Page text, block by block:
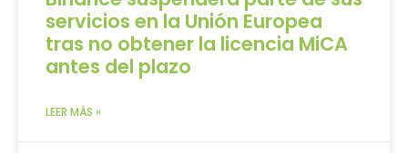
servicios en la Unión Europea
tras no obtener la licencia MiCA
antes del plazo
LEER MÁS »